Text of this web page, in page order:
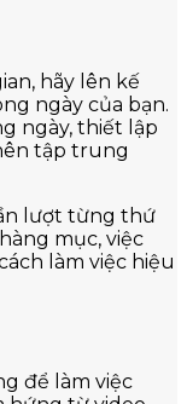
hãy lên kế
ngày của bạn.
ngày, thiết lập
tập trung
lượt từng thứ
mục, việc
làm việc hiệu
để làm việc